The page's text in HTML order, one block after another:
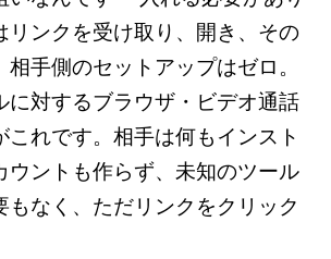
リンクを受け取り、開き、その
手側のセットアップはゼロ。
に対するブラウザ・ビデオ通話
これです。相手は何もインスト
ウントも作らず、未知のツール
もなく、ただリンクをクリック